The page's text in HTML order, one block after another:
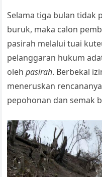
Selama tiga bulan tidak
buruk, maka calon
pasirah melalui tuai
pelanggaran hukum
olehpasirah. Berbekal
meneruskan
pepohonan dan semak